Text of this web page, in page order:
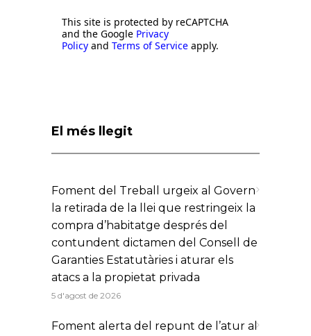
This site is protected by reCAPTCHA
and the Google Privacy
Policy and Terms of Service apply.
El més llegit
Foment del Treball urgeix al Govern
la retirada de la llei que restringeix la
compra d’habitatge després del
contundent dictamen del Consell de
Garanties Estatutàries i aturar els
atacs a la propietat privada
5 d'agost de 2026
Foment alerta del repunt de l’atur al